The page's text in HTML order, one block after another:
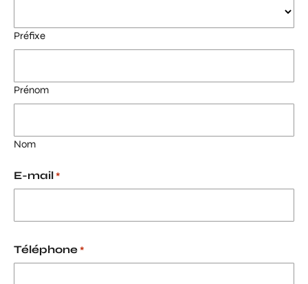
Préfixe
Prénom
Nom
E-mail *
Téléphone *